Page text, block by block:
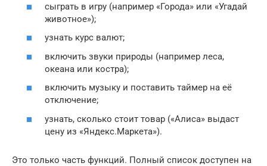
сыграть в игру (например «Города» или «Угадай
животное»);
узнать курс валют;
включить звуки природы (например леса,
океана или костра);
включить музыку и поставить таймер на её
отключение;
узнать, сколько стоит товар («Алиса» выдаст
цену из «Яндекс.Маркета»).
Это только часть функций. Полный список доступен на